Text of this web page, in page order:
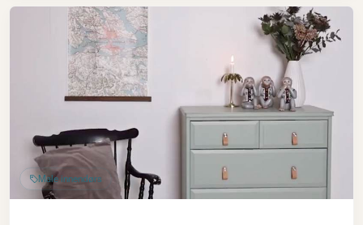
Male innendørs